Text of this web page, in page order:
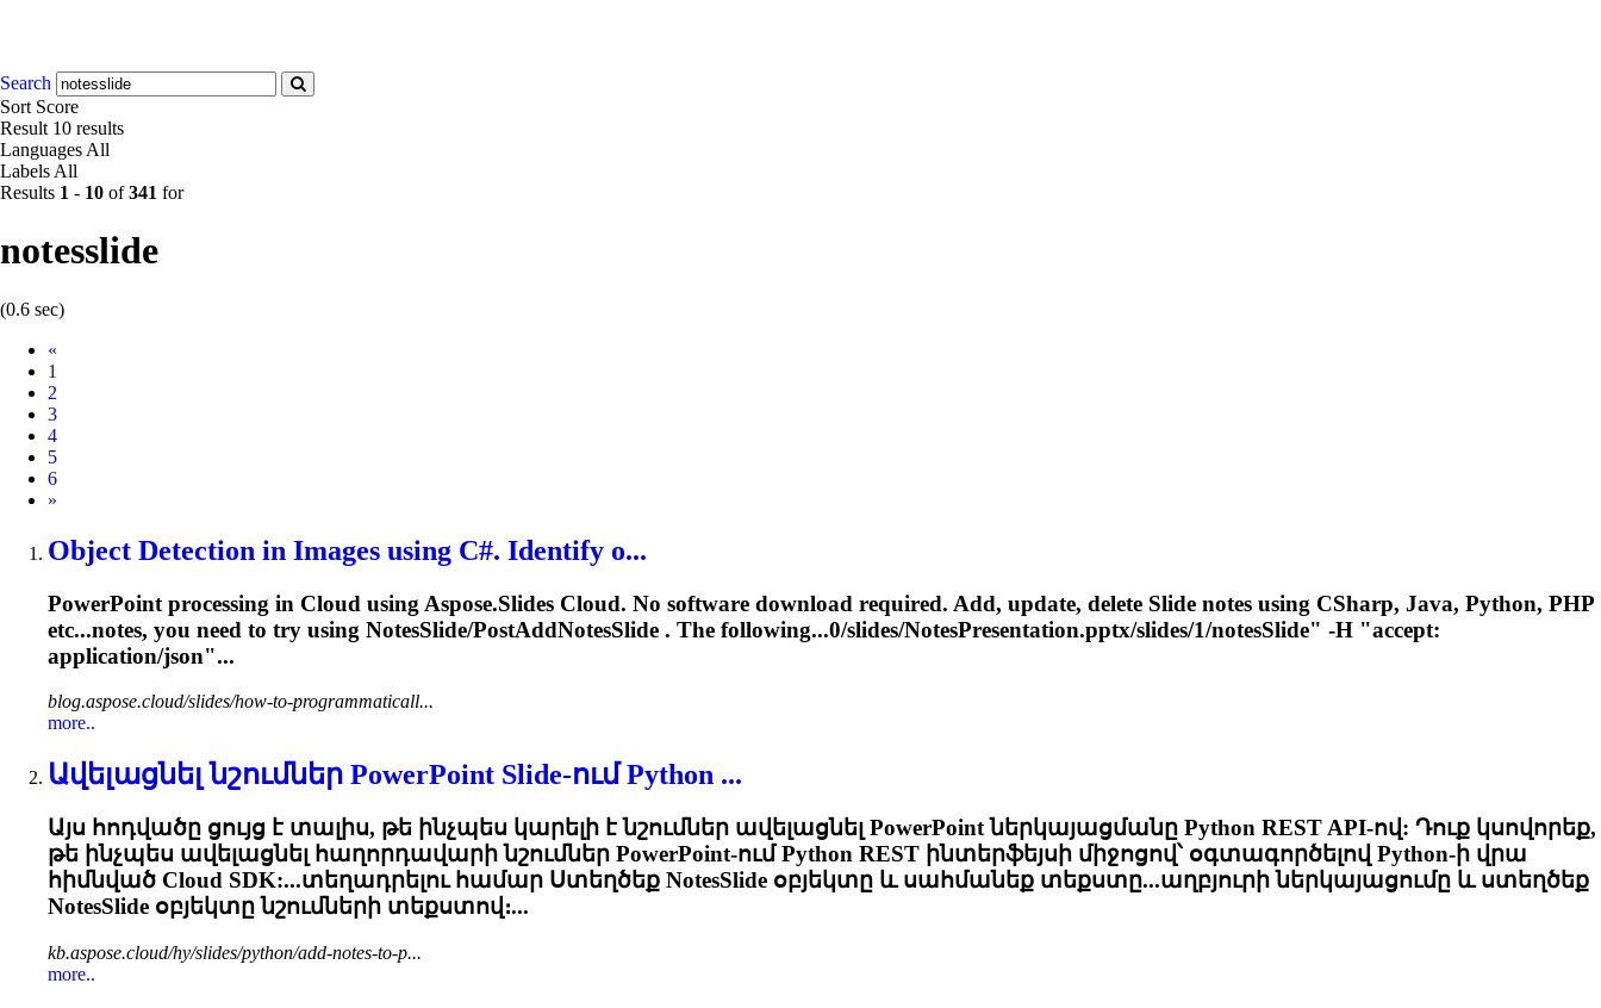
Search
Sort Score
Result 10 results
Languages All
Labels All
Results 1 - 10 of341 for
notesslide
(0.6 sec)
«
1
2
3
4
5
6
Next
»
Object Detection in Images using C#. Identify o...
PowerPoint processing in Cloud using Aspose.Slides Cloud. No software download required. Add, update, delete Slide notes using CSharp, Java, Python, PHP
etc...notes, you need to try using NotesSlide/PostAddNotesSlide . The following...0/slides/NotesPresentation.pptx/slides/1/notesSlide" -H "accept:
application/json"...
blog.aspose.cloud/slides/how-to-programmaticall...
more..
Ավելացնել նշումներ PowerPoint Slide-ում Python ...
Այս հոդվածը ցույց է տալիս, թե ինչպես կարելի է նշումներ ավելացնել PowerPoint ներկայացմանը Python REST API-ով: Դուք կսովորեք,
թե ինչպես ավելացնել հաղորդավարի նշումներ PowerPoint-ում Python REST ինտերֆեյսի միջոցով՝ օգտագործելով Python-ի վրա
հիմնված Cloud SDK:...տեղադրելու համար Ստեղծեք NotesSlide օբյեկտը և սահմանեք տեքստը...աղբյուրի ներկայացումը և ստեղծեք
NotesSlide օբյեկտը նշումների տեքստով։...
kb.aspose.cloud/hy/slides/python/add-notes-to-p...
more..